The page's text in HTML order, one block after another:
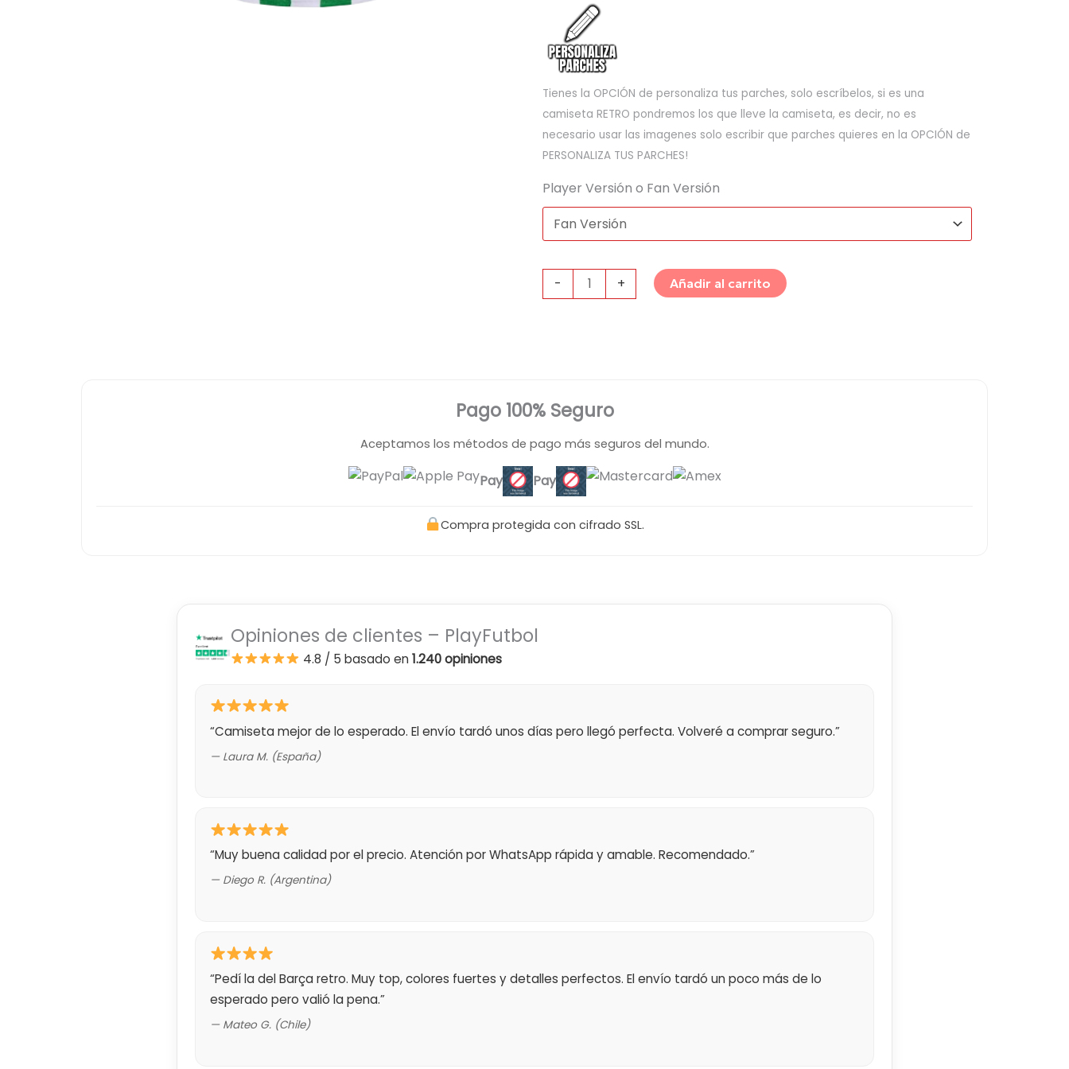
Tienes la OPCIÓN de personaliza tus parches, solo escríbelos, si es una
camiseta RETRO pondremos los que lleve la camiseta, es decir, no es
necesario usar las imagenes solo escribir que parches quieres en la OPCIÓN de
PERSONALIZA TUS PARCHES!
Player Versión o Fan Versión
- + Añadir al carrito
Pago 100% Seguro
Aceptamos los métodos de pago más seguros del mundo.
Pay Pay
Compra protegida con cifrado SSL.
Opiniones de clientes – PlayFutbol
4.8 / 5 basado en 1.240 opiniones
“Camiseta mejor de lo esperado. El envío tardó unos días pero llegó perfecta. Volveré a comprar seguro.”
— Laura M. (España)
“Muy buena calidad por el precio. Atención por WhatsApp rápida y amable. Recomendado.”
— Diego R. (Argentina)
“Pedí la del Barça retro. Muy top, colores fuertes y detalles perfectos. El envío tardó un poco más de lo
esperado pero valió la pena.”
— Mateo G. (Chile)